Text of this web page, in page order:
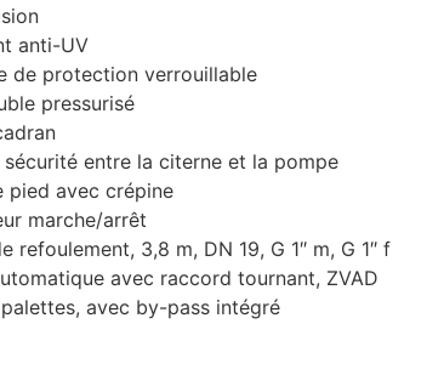
anti-UV
de protection verrouillable
pressurisé
sécurité entre la citerne et la pompe
pied avec crépine
marche/arrêt
refoulement, 3,8 m, DN 19, G 1″ m, G 1″ f
avec raccord tournant, ZVAD
avec by-pass intégré